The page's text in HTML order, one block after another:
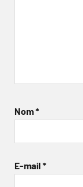
Nom*
E-mail *